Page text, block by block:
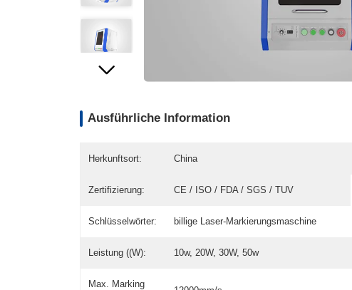
Ausführliche Information
Herkunftsort: China
Zertifizierung: CE / ISO / FDA / SGS / TUV
Schlüsselwörter: billige Laser-Markierungsmaschine
Leistung ((W): 10w, 20W, 30W, 50w
Max. Marking